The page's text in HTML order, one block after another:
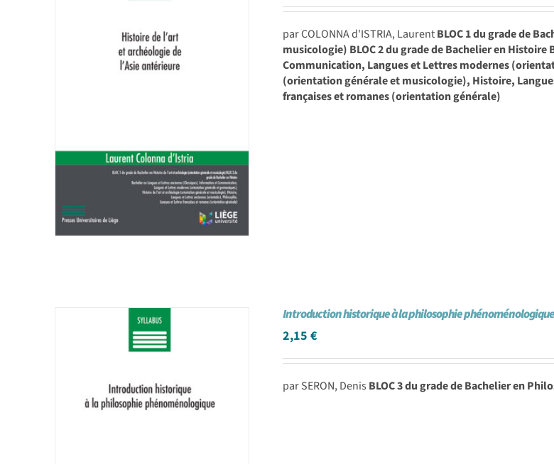
par COLONNA d'ISTRIA, LaurentBLOC 1 du grade de
musicologie) BLOC 2 du grade de Bachelier en
Communication, Langues et Lettres modernes
(orientation générale et musicologie), Histoire,
françaises et romanes (orientation générale)
Introduction historique à la philosophie phénoménologique
2,15€
par SERON, Denis BLOC 3 du grade de Bachelier en